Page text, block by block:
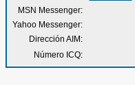
MSN Messenger:
Yahoo Messenger:
Dirección AIM:
Número ICQ: